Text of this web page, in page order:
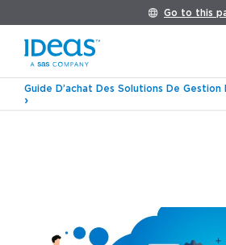
Go to this
Guide D’achat Des Solutions De